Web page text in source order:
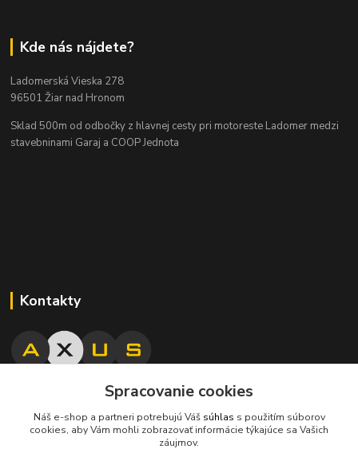
Kde nás nájdete?
Ladomerská Vieska 278
96501 Žiar nad Hronom
Sklad 500m od odbočky z hlavnej cesty pri motoreste Ladomer medzi
stavebninami Garaj a COOP Jednota
Kontakty
axuspneu@gmail.com
Spracovanie cookies
Náš e-shop a partneri potrebujú Váš súhlas s použitím súborov
cookies, aby Vám mohli zobrazovať informácie týkajúce sa Vašich
záujmov.